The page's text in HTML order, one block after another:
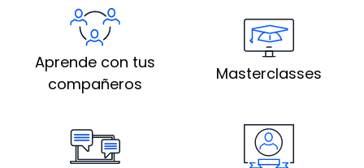
Aprende con tus
compañeros
Masterclasses